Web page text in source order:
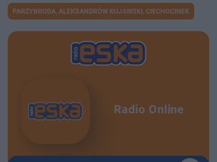
PARZYBRODA, ALEKSANDRÓW KUJAWSKI, CIECHOCINEK
Radio Online